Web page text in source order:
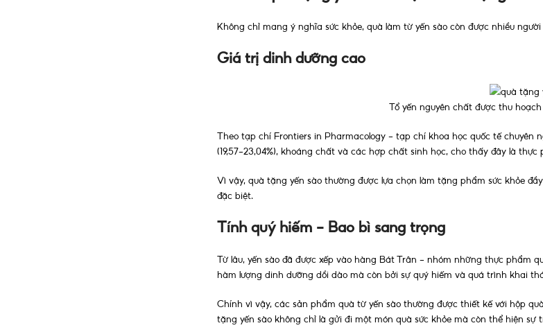
Không chỉ mang ý nghĩa sức khỏe, quà làm từ yến sào còn được nhiều
Giá trị dinh dưỡng cao
Tổ yến nguyên chất được thu
Theo tạp chí Frontiers in Pharmacology - tạp chí khoa học quốc tế chuyên
(19,57–23,04%), khoáng chất và các hợp chất sinh học, cho thấy đây là
Vì vậy, quà tặng yến sào thường được lựa chọn làm tặng phẩm sức khỏe
đặc biệt.
Tính quý hiếm - Bao bì sang trọng
Từ lâu, yến sào đã được xếp vào hàng Bát Trân - nhóm những thực phẩm
hàm lượng dinh dưỡng dồi dào mà còn bởi sự quý hiếm và quá trình khai
Chính vì vậy, các sản phẩm quà từ yến sào thường được thiết kế với hộp
tặng yến sào không chỉ là gửi đi một món quà sức khỏe mà còn thể hiện